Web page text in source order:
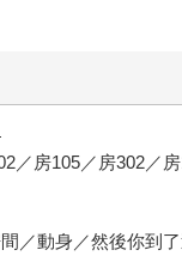
／房105／房302／
／動身／然後你到